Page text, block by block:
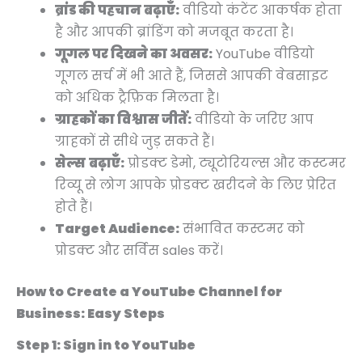
ब्रांड की पहचान बढ़ाएँ:वीडियो कंटेंट आकर्षक होता
है और आपकी ब्रांडिंग को मजबूत करता है।
गूगल पर दिखने का अवसर:YouTube वीडियो
गूगल सर्च में भी आते हैं, जिससे आपकी वेबसाइट
को अधिक ट्रैफ़िक मिलता है।
ग्राहकों का विश्वास जीतें:वीडियो के जरिए आप
ग्राहकों से सीधे जुड़ सकते हैं।
सेल्स बढ़ाएँ:प्रोडक्ट डेमो, ट्यूटोरियल्स और कस्टमर
रिव्यू से लोग आपके प्रोडक्ट खरीदने के लिए प्रेरित
होते हैं।
Target Audience:संभावित कस्टमर को
प्रोडक्ट और सर्विस sales करें।
How to Create a YouTube Channel for
Business: Easy Steps
Step 1: Sign in to YouTube